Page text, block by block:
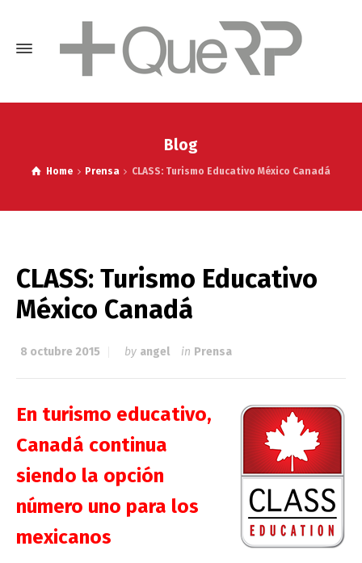
Blog
Home Prensa CLASS: Turismo Educativo México Canadá
CLASS: Turismo Educativo
México Canadá
8 octubre 2015 by angel in Prensa
En turismo educativo,
Canadá continua
siendo la opción
número uno para los
mexicanos